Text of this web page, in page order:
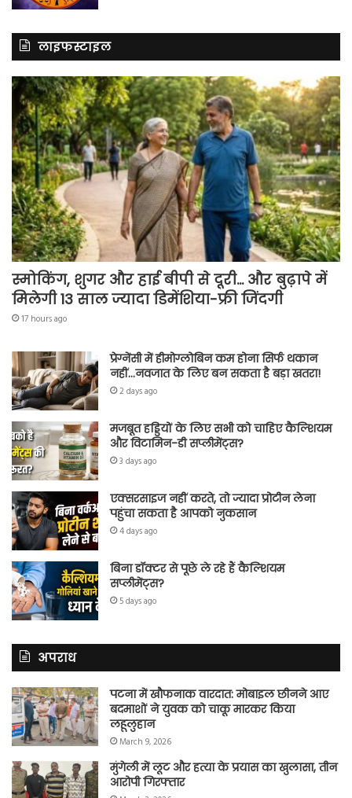
लाइफस्टाइल
स्मोकिंग, शुगर और हाई बीपी से दूरी… और बुढ़ापे में
मिलेगी 13 साल ज्यादा डिमेंशिया-फ्री जिंदगी
17 hours ago
प्रेग्नेंसी में हीमोग्लोबिन कम होना सिर्फ थकान
नहीं…नवजात के लिए बन सकता है बड़ा खतरा!
2 days ago
मजबूत हड्डियों के लिए सभी को चाहिए कैल्शियम
और विटामिन-डी सप्लीमेंट्स?
3 days ago
एक्सरसाइज नहीं करते, तो ज्यादा प्रोटीन लेना
पहुंचा सकता है आपको नुकसान
4 days ago
बिना डॉक्टर से पूछे ले रहे हैं कैल्शियम
सप्लीमेंट्स?
5 days ago
अपराध
पटना में खौफनाक वारदात: मोबाइल छीनने आए
बदमाशों ने युवक को चाकू मारकर किया
लहूलुहान
March 9, 2026
मुंगेली में लूट और हत्या के प्रयास का खुलासा, तीन
आरोपी गिरफ्तार